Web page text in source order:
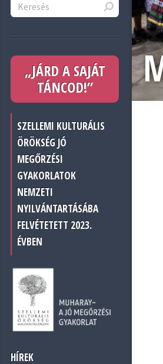
„JÁRD A SAJÁT
TÁNCOD!”
SZELLEMI KULTURÁLIS
ÖRÖKSÉG JÓ
MEGŐRZÉSI
GYAKORLATOK
NEMZETI
NYILVÁNTARTÁSÁBA
FELVÉTETETT 2023.
ÉVBEN
HÍREK